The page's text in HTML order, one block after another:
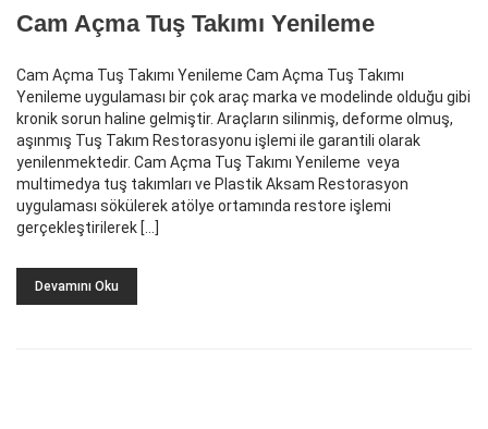
Cam Açma Tuş Takımı Yenileme
Cam Açma Tuş Takımı Yenileme Cam Açma Tuş Takımı
Yenileme uygulaması bir çok araç marka ve modelinde olduğu gibi
kronik sorun haline gelmiştir. Araçların silinmiş, deforme olmuş,
aşınmış Tuş Takım Restorasyonu işlemi ile garantili olarak
yenilenmektedir. Cam Açma Tuş Takımı Yenileme veya
multimedya tuş takımları ve Plastik Aksam Restorasyon
uygulaması sökülerek atölye ortamında restore işlemi
gerçekleştirilerek […]
Devamını Oku